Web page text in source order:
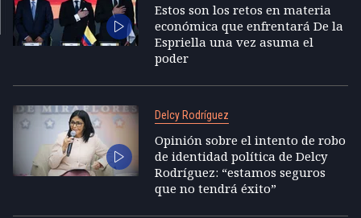
Estos son los retos en materia
económica que enfrentará De la
Espriella una vez asuma el
poder
Delcy Rodríguez
Opinión sobre el intento de robo
de identidad política de Delcy
Rodríguez: “estamos seguros
que no tendrá éxito”